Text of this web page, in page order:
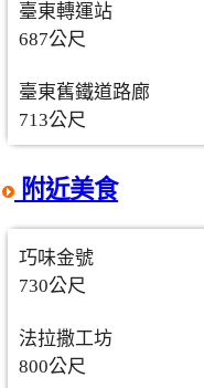
臺東轉運站
687公尺
臺東舊鐵道路廊
713公尺
附近美食
巧味金號
730公尺
法拉撒工坊
800公尺